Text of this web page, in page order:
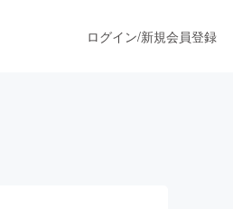
ログイン/新規会員登録